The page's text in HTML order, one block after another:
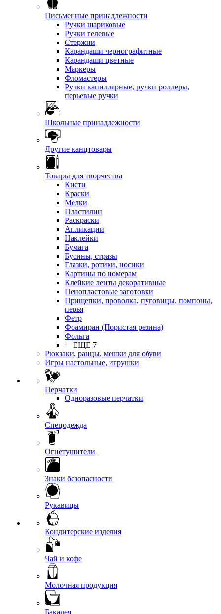
Письменные принадлежности
Ручки шариковые
Ручки гелевые
Стержни
Карандаши чернографитные
Карандаши цветные
Маркеры
Фломастеры
Ручки капиллярные, ручки-роллеры,
перьевые ручки
Школьные принадлежности
Другие канцтовары
Товары для творчества
Кисти
Краски
Мелки
Пластилин
Раскраски
Апликации
Наклейки
Бумага
Бусины, стразы
Глазки, ротики, носики
Картины по номерам
Клейкие ленты декоративные
Пенопластовые заготовки
Прищепки, проволка, пуговицы, помпоны,
перья
Фетр
Фоамиран (Пористая резина)
Фольга
+ ЕЩЕ 7
Рюкзаки, ранцы, мешки для обуви
Игры настольные, игрушки
Перчатки
Одноразовые перчатки
Спецодежда
Огнетушители
Знаки безопасности
Рукавицы
Кондитерские изделия
Чай и кофе
Молочная продукция
Бакалея